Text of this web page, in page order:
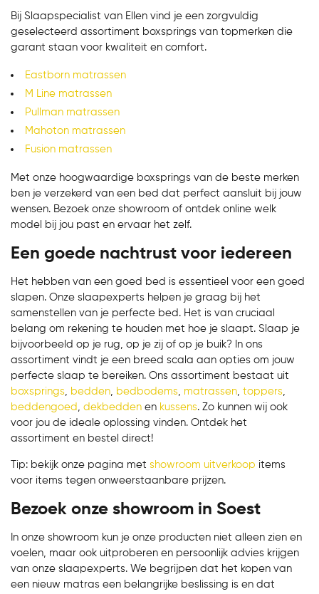
Bij Slaapspecialist van Ellen vind je een zorgvuldig
geselecteerd assortiment boxsprings van topmerken die
garant staan voor kwaliteit en comfort.
Eastborn matrassen
M Line matrassen
Pullman matrassen
Mahoton matrassen
Fusion matrassen
Met onze hoogwaardige boxsprings van de beste merken
ben je verzekerd van een bed dat perfect aansluit bij jouw
wensen. Bezoek onze showroom of ontdek online welk
model bij jou past en ervaar het zelf.
Een goede nachtrust voor iedereen
Het hebben van een goed bed is essentieel voor een goed
slapen. Onze slaapexperts helpen je graag bij het
samenstellen van je perfecte bed. Het is van cruciaal
belang om rekening te houden met hoe je slaapt. Slaap je
bijvoorbeeld op je rug, op je zij of op je buik? In ons
assortiment vindt je een breed scala aan opties om jouw
perfecte slaap te bereiken. Ons assortiment bestaat uit
boxsprings, bedden, bedbodems, matrassen, toppers,
beddengoed , dekbedden en kussens. Zo kunnen wij ook
voor jou de ideale oplossing vinden. Ontdek het
assortiment en bestel direct!
Tip: bekijk onze pagina met showroom uitverkoop items
voor items tegen onweerstaanbare prijzen.
Bezoek onze showroom in Soest
In onze showroom kun je onze producten niet alleen zien en
voelen, maar ook uitproberen en persoonlijk advies krijgen
van onze slaapexperts. We begrijpen dat het kopen van
een nieuw matras een belangrijke beslissing is en dat